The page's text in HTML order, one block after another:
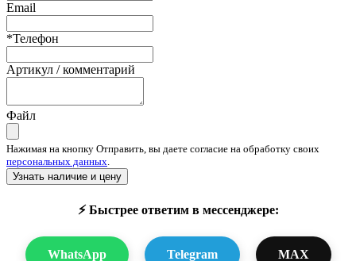
Email
*Телефон
Артикул / комментарий
Файл
Нажимая на кнопку Отправить, вы даете согласие на обработку своих
персональных данных.
Узнать наличие и цену
⚡ Быстрее ответим в мессенджере:
WhatsApp Telegram MAX